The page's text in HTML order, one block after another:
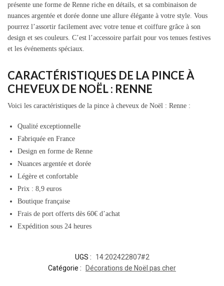
présente une forme de Renne riche en détails, et sa combinaison de
nuances argentée et dorée donne une allure élégante à votre style. Vous
pourrez l’assortir facilement avec votre tenue et coiffure grâce à son
design et ses couleurs. C’est l’accessoire parfait pour vos tenues festives
et les événements spéciaux.
CARACTÉRISTIQUES DE LA PINCE À
CHEVEUX DE NOËL : RENNE
Voici les caractéristiques de la pince à cheveux de Noël : Renne :
Qualité exceptionnelle
Fabriquée en France
Design en forme de Renne
Nuances argentée et dorée
Légère et confortable
Prix : 8,9 euros
Boutique française
Frais de port offerts dès 60€ d’achat
Expédition sous 24 heures
UGS : 14:202422807#2
Catégorie : Décorations de Noël pas cher